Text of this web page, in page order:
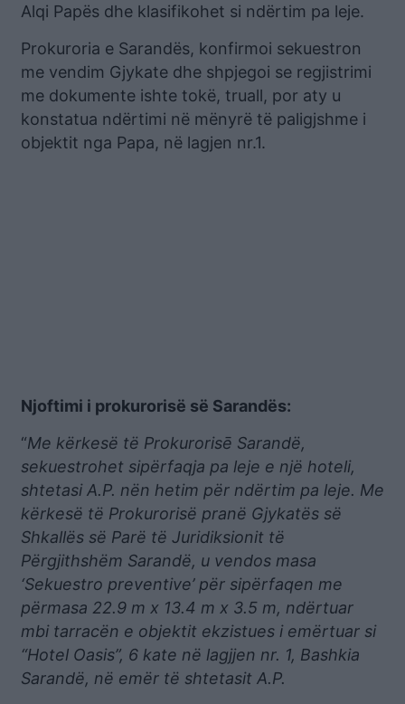
Alqi Papës dhe klasifikohet si ndërtim pa leje.
Prokuroria e Sarandës, konfirmoi sekuestron
me vendim Gjykate dhe shpjegoi se regjistrimi
me dokumente ishte tokë, truall, por aty u
konstatua ndërtimi në mënyrë të paligjshme i
objektit nga Papa, në lagjen nr.1.
Njoftimi i prokurorisë së Sarandës:
“Me kërkesë të Prokurorisē Sarandë,
sekuestrohet sipërfaqja pa leje e një hoteli,
shtetasi A.P. nën hetim për ndërtim pa leje. Me
kërkesë të Prokurorisë pranë Gjykatës së
Shkallës së Parë të Juridiksionit të
Përgjithshëm Sarandë, u vendos masa
‘Sekuestro preventive’ për sipërfaqen me
përmasa 22.9 m x 13.4 m x 3.5 m, ndërtuar
mbi tarracën e objektit ekzistues i emërtuar si
“Hotel Oasis”, 6 kate në lagjjen nr. 1, Bashkia
Sarandë, në emër të shtetasit A.P.